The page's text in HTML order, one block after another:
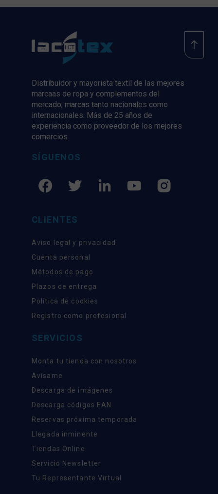
Distribuidor y mayorista textil de las mejores
marcaas de ropa y complementos del
mercado, marcas tanto nacionales como
internacionales. Más de 25 años de
experiencia como proveedor de los mejores
comercios
SÍGUENOS
CLIENTES
Aviso legal y privacidad
Cuenta personal
Métodos de pago
Plazos de entrega
Política de cookies
Registro como profesional
SERVICIOS
Monta tu tienda con nosotros
Avísame
Descarga de imágenes
Descarga códigos EAN
Reservas próxima temporada
Llegada inminente
Tiendas Online
Servicio Newsletter
Tu Representante Virtual